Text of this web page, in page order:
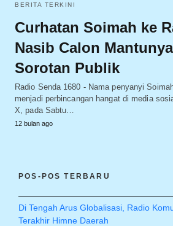
BERITA TERKINI
Curhatan Soimah ke
Nasib Calon
Sorotan Publik
Radio Senda 1680 - Nama penyanyi
menjadi perbincangan hangat di media
X, pada Sabtu…
12 bulan ago
POS-POS TERBARU
Di Tengah Arus Globalisasi, Radio
Terakhir Himne Daerah